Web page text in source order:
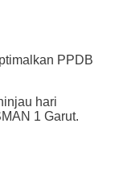
hari
1 Garut.